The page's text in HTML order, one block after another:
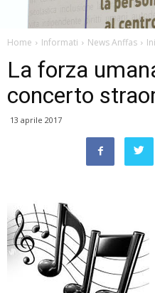
Home Informati News Anffas
La forza
concerto
13 aprile 2017